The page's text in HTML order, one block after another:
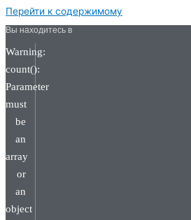
Перейти к содержимому
Вы находитесь в
Warning:
count():
Parameter
must
be
an
array
or
an
object